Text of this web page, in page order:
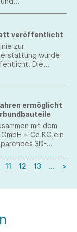
31.03.2023
veröffentlicht
zur
wurde
Die
in nationales
ermöglicht
mit dem
+ Co KG ein
3D-
11 12 13 … >